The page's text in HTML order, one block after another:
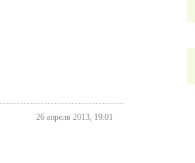
26 апреля 2013, 19:01